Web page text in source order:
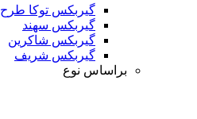
گیربکس توکا طرح
گیربکس سهند
گیربکس شاکرین
گیربکس شریف
براساس نوع